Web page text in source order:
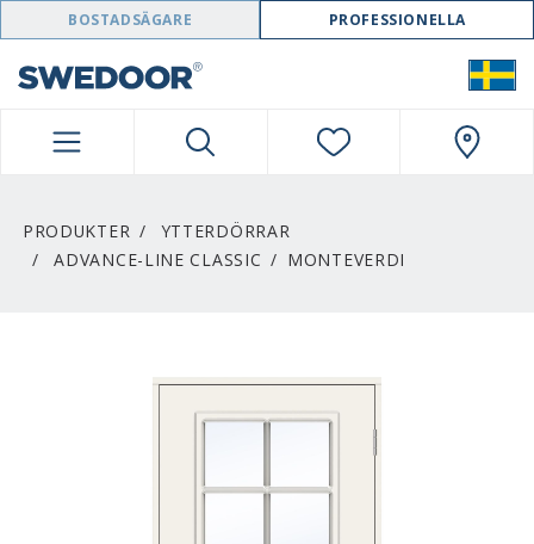
SWEDOOR NAVIGATION
BOSTADSÄGARE PROFESSIONELLA
PRODUKTER
YTTERDÖRRAR
ADVANCE-LINE CLASSIC
MONTEVERDI